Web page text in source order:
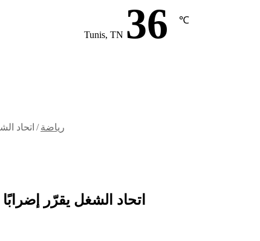
Tunis, TN 36 ℃
رياضة / اتحاد
اتحاد الشغل يقرّر